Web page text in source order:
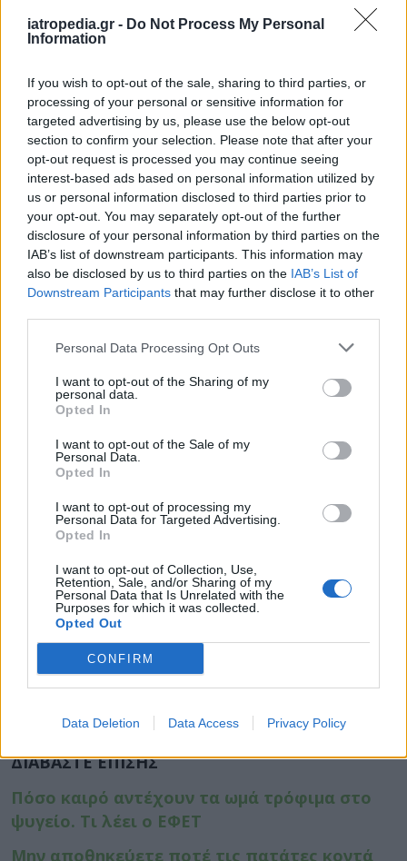
iatropedia.gr - Do Not Process My Personal
Information
If you wish to opt-out of the sale, sharing to third parties, or
processing of your personal or sensitive information for
targeted advertising by us, please use the below opt-out
section to confirm your selection. Please note that after your
opt-out request is processed you may continue seeing
interest-based ads based on personal information utilized by
us or personal information disclosed to third parties prior to
your opt-out. You may separately opt-out of the further
disclosure of your personal information by third parties on the
IAB’s list of downstream participants. This information may
also be disclosed by us to third parties on the IAB’s List of
Downstream Participants that may further disclose it to other
Personal Data Processing Opt Outs
I want to opt-out of the Sharing of my
personal data.
Opted In
I want to opt-out of the Sale of my
Personal Data.
Opted In
I want to opt-out of processing my
Personal Data for Targeted Advertising.
Opted In
I want to opt-out of Collection, Use,
Retention, Sale, and/or Sharing of my
Personal Data that Is Unrelated with the
Purposes for which it was collected.
Opted Out
CONFIRM
Data Deletion Data Access Privacy Policy
Σημάδια ότι τα κατεψυγμένα τρόφιμα
Αν και τα τρόφιμα που έχουν καταψυχθεί είναι
ασφαλή για κατανάλωση (με την προϋπόθεση ότι
έχουν καταψυχθεί σωστά και σε ποιοτική
κατάσταση), ακολουθούν ορισμένα προφανή
σημάδια ότι μπορεί να έχουν χαλάσει:
Έγκαυμα κατάψυξης. Αυτό συμβαίνει όταν
τα κατεψυγμένα τρόφιμα έχουν εκτεθεί
στον αέρα. Το φαγητό είναι ασφαλές για
κατανάλωση, αλλά μπορεί να είναι ξηρό και
να έχει ανεπιθύμητη υφή. Εάν μόνο μικρά
τμήματα του φαγητού έχουν καεί στην
κατάψυξη, μπορείτε απλώς να τα κόψετε και
να φάτε το υπόλοιπο.
Μυρωδιά.
είναι καλύτερο να το πετάξετε.
Υφή.Μια χυλώδης ή γλοιώδης υφή είναι
ένας δείκτης αλλοίωσης που προκαλείται
από βακτήρια.
δείκτης αλλοίωσης, αφού πολλά φρέσκα
τρόφιμα αλλάζουν χρώμα μόλις παγώσουν.
Το ξεθώριασμα ή μια σκουρόχρωμη όψη
ενός τροφίμου εκτός από τις αλλαγές στη
μυρωδιά ή την υφή μπορεί να υποδηλώνει
αλλοίωση.
https://www.healthline.com
ΔΙΑΒΑΣΤΕ ΕΠΙΣΗΣ
Πόσο καιρό αντέχουν τα ωμά τρόφιμα στο
ψυγείο. Τι λέει ο ΕΦΕΤ
Μην αποθηκεύετε ποτέ τις πατάτες κοντά